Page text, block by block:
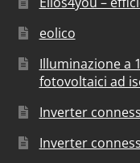
eolico
Illuminazione a
fotovoltaici ad
Inverter
Inverter